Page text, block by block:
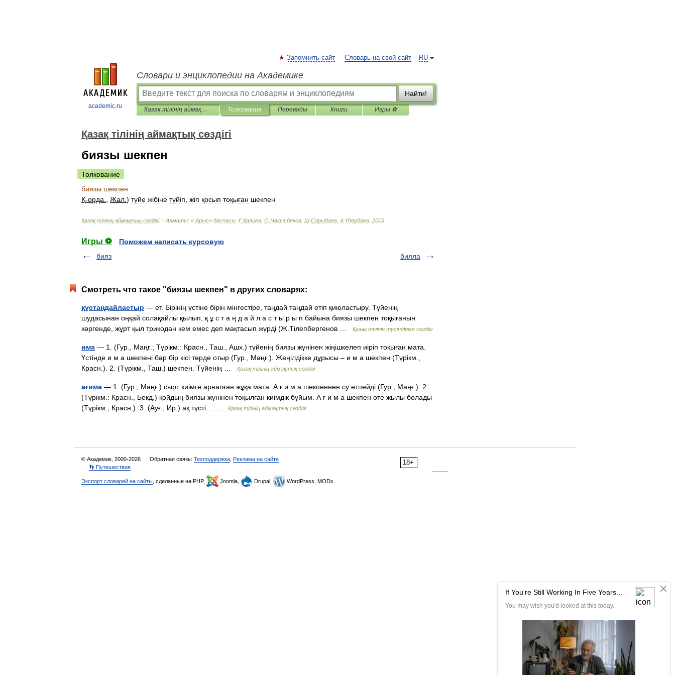
academic.ru
RU
Запомнить сайт Словарь на свой сайт
Словари и энциклопедии на Академике
Найти!
Қазақ тілінің аймақтық сөздігі Толкования Переводы Книги Игры ⚽
Қазақ тілінің аймақтық сөздігі
биязы шекпен
Толкование
биязы шекпен
Қ-орда Жал ) түйе жібіне түйіп жіп қосып тоқыған шекпен
Қазақ тілінің аймақтық сөздігі. - Алматы: « Арыс» баспасы Ғ.Қалиев О Нақысбеков Ш Сарыбаев А Үдербаев 2005
Игры ⚽
Поможем написать курсовую
бияз
бияла
Смотреть что такое "биязы шекпен" в других словарях:
құстаңдайластыр — ет. Бірінің үстіне бірін мінгестіре, таңдай таңдай етіп қиюластыру. Түйенің
шудасынан оңқай солақайлы қылып, қ ұ с т а ң д а й л а с т ы р ы п байына биязы шекпен тоқығанын
көргенде, жұрт қыл трикодан кем емес деп мақтасып жүрді (Ж.Тілепбергенов …
Қазақ тілінің түсіндірме сөздігі
има — 1. (Гур., Маңғ.; Түрікм.: Красн., Таш., Ашх.) түйенің биязы жүнінен жіңішкелеп иіріп тоқыған мата.
Үстінде и м а шекпені бар бір кісі төрде отыр (Гур., Маңғ.). Жеңілдікке дұрысы – и м а шекпен (Түрікм.,
Красн.). 2. (Түрікм., Таш.) шекпен. Түйенің …
Қазақ тілінің аймақтық сөздігі
ағима — 1. (Гур., Маңғ.) сырт киімге арналған жұқа мата. А ғ и м а шекпеннен су өтпейді (Гур., Маңғ.). 2.
(Түрікм.: Красн., Бекд.) қойдың биязы жүнінен тоқылған киімдік бұйым. А ғ и м а шекпен өте жылы болады
(Түрікм., Красн.). 3. (Ауғ.; Ир.) ақ түсті… …
Қазақ тілінің аймақтық сөздігі
18+
© Академик, 2000-2026 Обратная связь: Техподдержка Реклама на сайте
👣 Путешествия
Экспорт словарей на сайты , сделанные на PHP, Joomla, Drupal, WordPress, MODx.